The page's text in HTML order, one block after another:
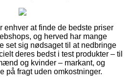
enhver at finde de bedste priser
og herved har mange
set sig nødsaget til at nedbringe
deres bedst i test produkter – til
og kvinder – markant, og
på fragt uden omkostninger.